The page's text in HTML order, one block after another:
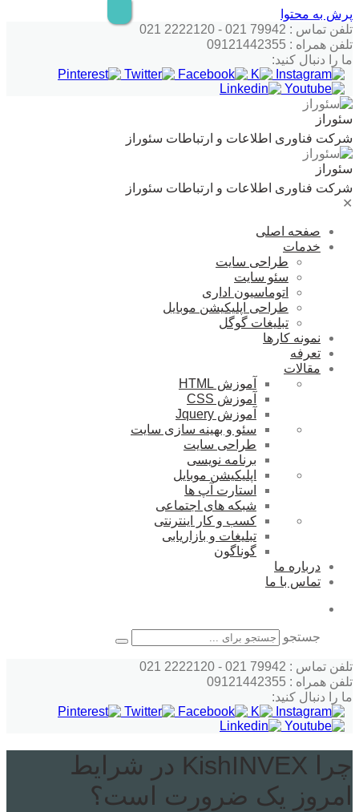
پرش به محتوا
تلفن تماس : 79942 021 - 2222120 021
تلفن همراه : 09121442355
ما را دنبال کنید:
سئوراز
شرکت فناوری اطلاعات و ارتباطات سئوراز
سئوراز
شرکت فناوری اطلاعات و ارتباطات سئوراز
✕
صفحه اصلی
خدمات
طراحی سایت
سئو سایت
اتوماسیون اداری
طراحی اپلیکیشن موبایل
تبلیغات گوگل
نمونه کارها
تعرفه
مقالات
آموزش HTML
آموزش CSS
آموزش Jquery
سئو و بهینه سازی سایت
طراحی سایت
برنامه نویسی
اپلیکیشن موبایل
استارت آپ ها
شبکه های اجتماعی
کسب و کار اینترنتی
تبلیغات و بازاریابی
گوناگون
درباره ما
تماس با ما
جستجو
تلفن تماس : 79942 021 - 2222120 021
تلفن همراه : 09121442355
ما را دنبال کنید:
چرا KishINVEX در شرایط
امروز یک ضرورت است؟